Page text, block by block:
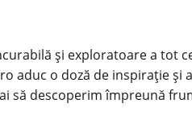
și exploratoare a tot
aduc o doză de inspirație
să descoperim împreună